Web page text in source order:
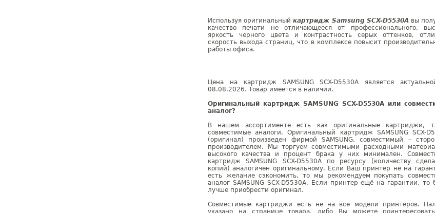
Используя оригинальныйкартридж Samsung SCX-D5530Aвы
качество печати не отличающееся от профессионального,
яркость черного цвета и контрастность серых оттенков,
скорость выхода страниц, что в комплексе повысит
работы офиса.
Цена на картридж SAMSUNG SCX-D5530A является
08.08.2026. Товар имеется в наличии.
Оригинальный картридж SAMSUNG SCX-D5530A или
аналог?
В нашем ассортименте есть как оригинальные картриджи,
совместимые аналоги. Оригинальный картридж SAMSUNG SCX-
(оригинал) произведен фирмой SAMSUNG, совместимый –
производителем. Мы торгуем совместимыми расходными
высокого качества и процент брака у них минимален.
картридж SAMSUNG SCX-D5530A по ресурсу (количеству
копий) аналогичен оригинальному. Если Ваш принтер не на
есть желание сэкономить, то мы рекомендуем покупать
аналог SAMSUNG SCX-D5530A. Если принтер ещё на гарантии, то
лучше приобрести оригинал.
Совместимые картриджи есть не на все модели принтеров.
указано на странице товара, либо Вы можете